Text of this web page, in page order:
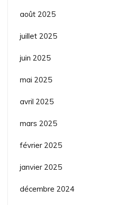
août 2025
juillet 2025
juin 2025
mai 2025
avril 2025
mars 2025
février 2025
janvier 2025
décembre 2024